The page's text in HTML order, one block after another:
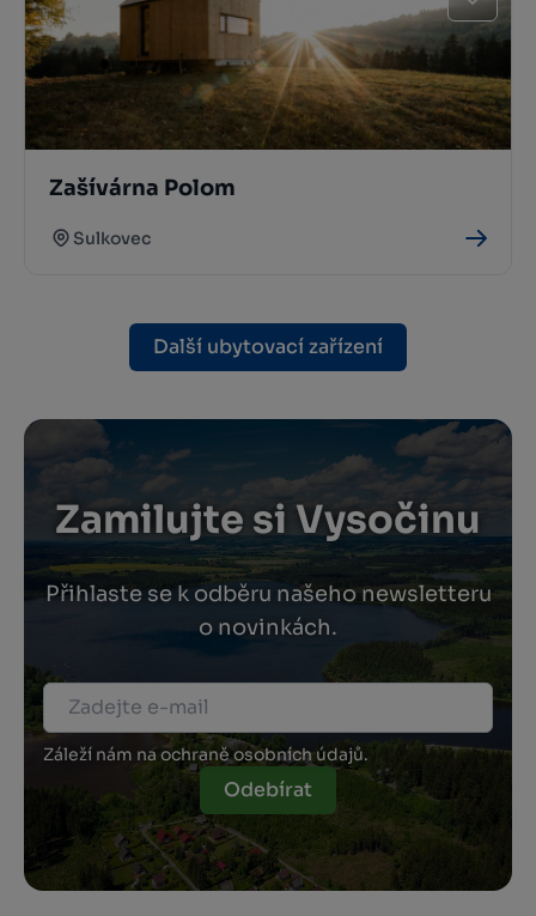
Zašívárna Polom
Sulkovec
Další ubytovací zařízení
Zamilujte si Vysočinu
Přihlaste se k odběru našeho newsletteru
o novinkách.
Záleží nám na ochraně osobních údajů.
Odebírat